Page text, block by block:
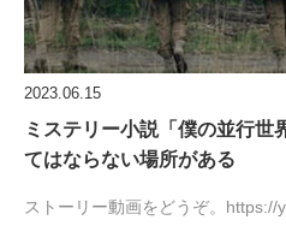
2023.06.15
ミステリー小説「僕の並行世
てはならない場所がある
ストーリー動画をどうぞ。https://